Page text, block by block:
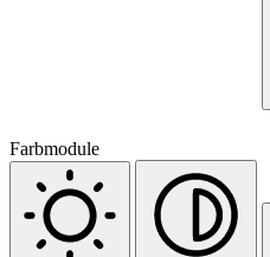
Farbmodule